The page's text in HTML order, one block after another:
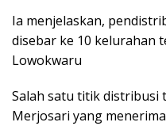
Ia menjelaskan,
disebar ke 10 kelurahan
Lowokwaru
Salah satu titik distribusi
Merjosari yang